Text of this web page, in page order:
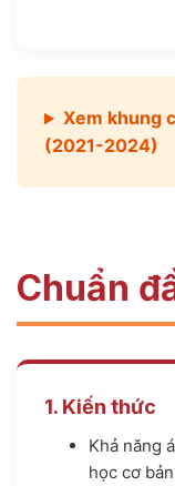
Xem khung
(2021-2024)
Chuẩn
1. Kiến thức
Khả năng
học cơ